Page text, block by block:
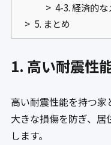
4-3. 経済的な
5. まとめ
1. 高い耐震性
高い耐震性能を持つ
大きな損傷を防ぎ、
します。